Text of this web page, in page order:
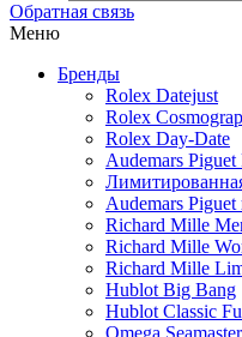
Обратная связь
Меню
Бренды
Rolex Datejust
Rolex
Rolex Day-Date
Audemars
Audemars
Richard Mille
Richard Mille
Richard Mille
Hublot Big Bang
Hublot Classic